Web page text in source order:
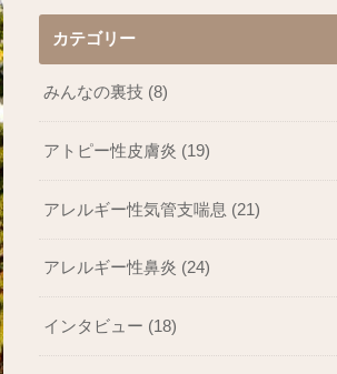
カテゴリー
みんなの裏技 (8)
アトピー性皮膚炎 (19)
アレルギー性気管支喘息 (21)
アレルギー性鼻炎 (24)
インタビュー (18)